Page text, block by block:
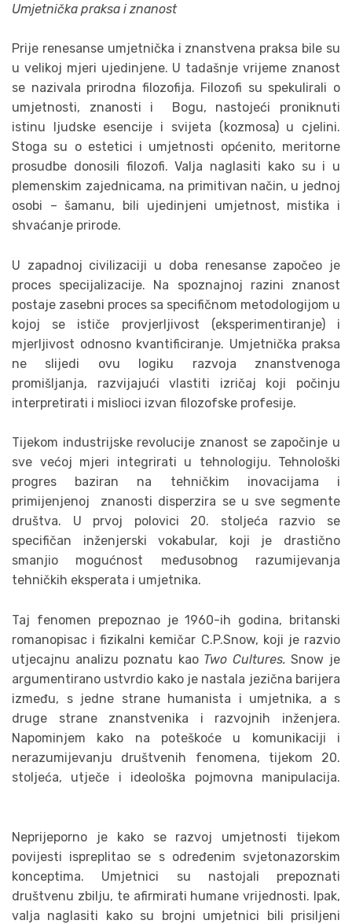
Umjetnička praksa i znanost
Prije renesanse umjetnička i znanstvena praksa bile su
u velikoj mjeri ujedinjene. U tadašnje vrijeme znanost
se nazivala prirodna filozofija. Filozofi su spekulirali o
umjetnosti, znanosti i Bogu, nastojeći proniknuti
istinu ljudske esencije i svijeta (kozmosa) u cjelini.
Stoga su o estetici i umjetnosti općenito, meritorne
prosudbe donosili filozofi. Valja naglasiti kako su i u
plemenskim zajednicama, na primitivan način, u jednoj
osobi – šamanu, bili ujedinjeni umjetnost, mistika i
shvaćanje prirode.
U zapadnoj civilizaciji u doba renesanse započeo je
proces specijalizacije. Na spoznajnoj razini znanost
postaje zasebni proces sa specifičnom metodologijom u
kojoj se ističe provjerljivost (eksperimentiranje) i
mjerljivost odnosno kvantificiranje. Umjetnička praksa
ne slijedi ovu logiku razvoja znanstvenoga
promišljanja, razvijajući vlastiti izričaj koji počinju
interpretirati i mislioci izvan filozofske profesije.
Tijekom industrijske revolucije znanost se započinje u
sve većoj mjeri integrirati u tehnologiju. Tehnološki
progres baziran na tehničkim inovacijama i
primijenjenoj znanosti disperzira se u sve segmente
društva. U prvoj polovici 20. stoljeća razvio se
specifičan inženjerski vokabular, koji je drastično
smanjio mogućnost međusobnog razumijevanja
tehničkih eksperata i umjetnika.
Taj fenomen prepoznao je 1960-ih godina, britanski
romanopisac i fizikalni kemičar C.P.Snow, koji je razvio
utjecajnu analizu poznatu kao Two Cultures.Snow je
argumentirano ustvrdio kako je nastala jezična barijera
između, s jedne strane humanista i umjetnika, a s
druge strane znanstvenika i razvojnih inženjera.
Napominjem kako na poteškoće u komunikaciji i
nerazumijevanju društvenih fenomena, tijekom 20.
stoljeća, utječe i ideološka pojmovna manipulacija.
Neprijeporno je kako se razvoj umjetnosti tijekom
povijesti ispreplitao se s određenim svjetonazorskim
konceptima. Umjetnici su nastojali prepoznati
društvenu zbilju, te afirmirati humane vrijednosti. Ipak,
valja naglasiti kako su brojni umjetnici bili prisiljeni